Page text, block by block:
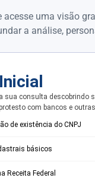
acesse uma visão
a análise,
sua consulta descobrindo
com bancos e outras
de existência do CNPJ
básicos
Receita Federal